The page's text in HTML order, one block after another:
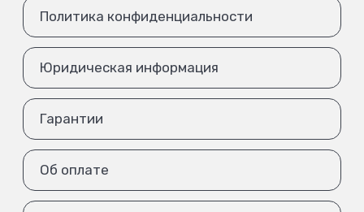
Политика конфиденциальности
Юридическая информация
Гарантии
Об оплате